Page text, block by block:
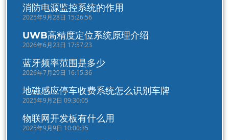
消防电源监控系统的作用
2025年9月28日 15:26:56
UWB高精度定位系统原理介绍
2026年6月23日 17:57:23
蓝牙频率范围是多少
2026年7月29日 16:15:36
地磁感应停车收费系统怎么识别车牌
2025年9月2日 09:30:05
物联网开发板有什么用
2025年9月9日 10:00:35